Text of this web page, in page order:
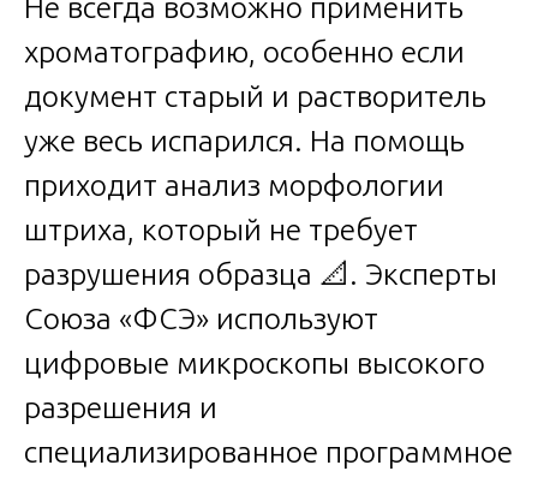
Не всегда возможно применить
хроматографию, особенно если
документ старый и растворитель
уже весь испарился. На помощь
приходит анализ морфологии
штриха, который не требует
разрушения образца 📐. Эксперты
Союза «ФСЭ» используют
цифровые микроскопы высокого
разрешения и
специализированное программное